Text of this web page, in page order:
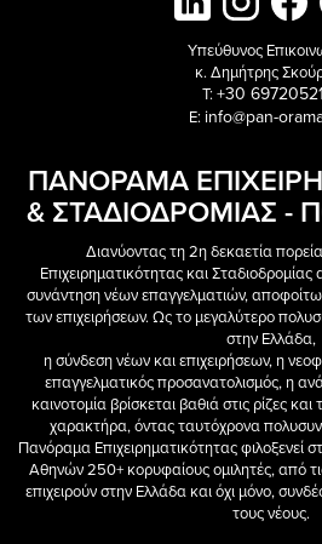
Υπεύθυνος
κ. Δημήτρης
T: +30
E: info@pan-
ΠΑΝΟΡΑΜΑ
& ΣΤΑΔΙΟΔΡΟΜΙΑΣ -
Διανύοντας τη 2η δεκαετία
Επιχειρηματικότητας και Σταδιοδρομίας
συνάντηση νέων επαγγελματιών,
των επιχειρήσεων. Ως το μεγαλύτερο
στην Ελλάδα,
η σύνδεση νέων και επιχειρήσεων, η
επαγγελματικός προσανατολισμός, η
καινοτομία βρίσκεται βαθιά στις ρίζες
χαρακτήρα, όντας ταυτόχρονα
Πανόραμα Επιχειρηματικότητας φιλοξενεί
Αθηνών 250+ κορυφαίους ομιλητές, από
επιχειρούν στην Ελλάδα και όχι μόνο,
τους νέους.